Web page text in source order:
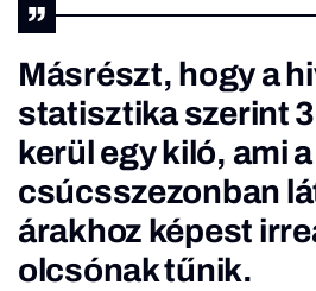
Másrészt, hogy a
statisztika szerint
kerül egy kiló, ami
csúcsszezonban
árakhoz képest
olcsónak tűnik.